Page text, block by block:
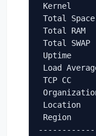
Kernel
Total
Total
Total
Uptime
Load
TCP CC
Location
Region